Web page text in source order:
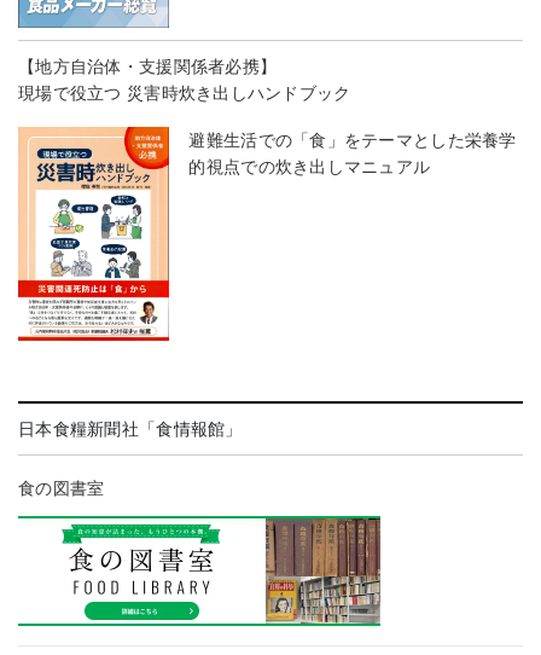
【地方自治体・支援関係者必携】
現場で役立つ 災害時炊き出しハンドブック
避難生活での「食」をテーマとした栄養学
的視点での炊き出しマニュアル
日本食糧新聞社「食情報館」
食の図書室